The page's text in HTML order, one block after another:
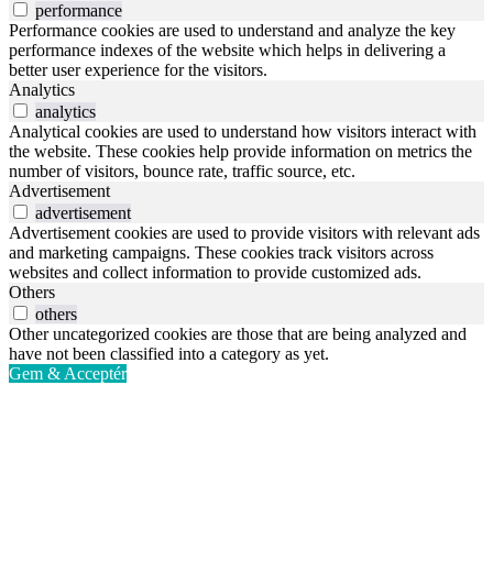
performance
Performance cookies are used to understand and analyze the key
performance indexes of the website which helps in delivering a
better user experience for the visitors.
Analytics
analytics
Analytical cookies are used to understand how visitors interact with
the website. These cookies help provide information on metrics the
number of visitors, bounce rate, traffic source, etc.
Advertisement
advertisement
Advertisement cookies are used to provide visitors with relevant ads
and marketing campaigns. These cookies track visitors across
websites and collect information to provide customized ads.
Others
others
Other uncategorized cookies are those that are being analyzed and
have not been classified into a category as yet.
Gem & Acceptér